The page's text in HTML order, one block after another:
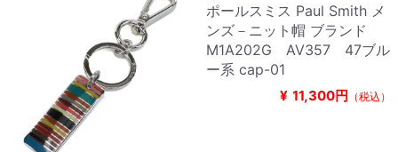
ポールスミス Paul Smith メ
ンズ－ニット帽 ブランド
M1A202G AV357 47ブル
ー系 cap-01
¥ 11,300円 （税込）